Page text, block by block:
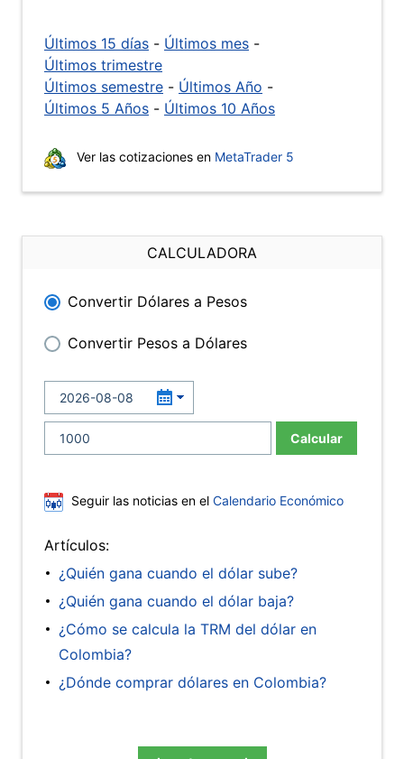
Últimos 15 días - Últimos mes -
Últimos trimestre
Últimos semestre - Últimos Año -
Últimos 5 Años - Últimos 10 Años
Ver las cotizaciones en MetaTrader 5
CALCULADORA
Convertir Dólares a Pesos
Convertir Pesos a Dólares
Calcular
Seguir las noticias en el Calendario Económico
Artículos:
¿Quién gana cuando el dólar sube?
¿Quién gana cuando el dólar baja?
¿Cómo se calcula la TRM del dólar en
Colombia?
¿Dónde comprar dólares en Colombia?